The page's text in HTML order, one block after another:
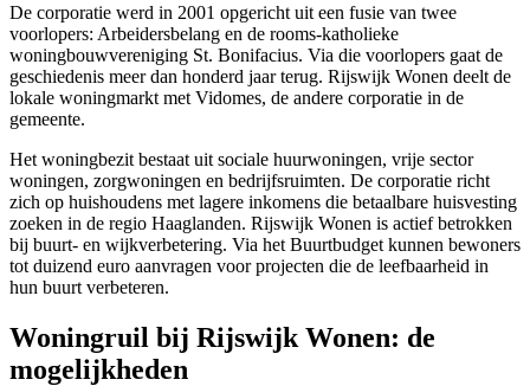
De corporatie werd in 2001 opgericht uit een fusie van twee
voorlopers: Arbeidersbelang en de rooms-katholieke
woningbouwvereniging St. Bonifacius. Via die voorlopers gaat de
geschiedenis meer dan honderd jaar terug. Rijswijk Wonen deelt de
lokale woningmarkt met Vidomes, de andere corporatie in de
gemeente.
Het woningbezit bestaat uit sociale huurwoningen, vrije sector
woningen, zorgwoningen en bedrijfsruimten. De corporatie richt
zich op huishoudens met lagere inkomens die betaalbare huisvesting
zoeken in de regio Haaglanden. Rijswijk Wonen is actief betrokken
bij buurt- en wijkverbetering. Via het Buurtbudget kunnen bewoners
tot duizend euro aanvragen voor projecten die de leefbaarheid in
hun buurt verbeteren.
Woningruil bij Rijswijk Wonen: de
mogelijkheden